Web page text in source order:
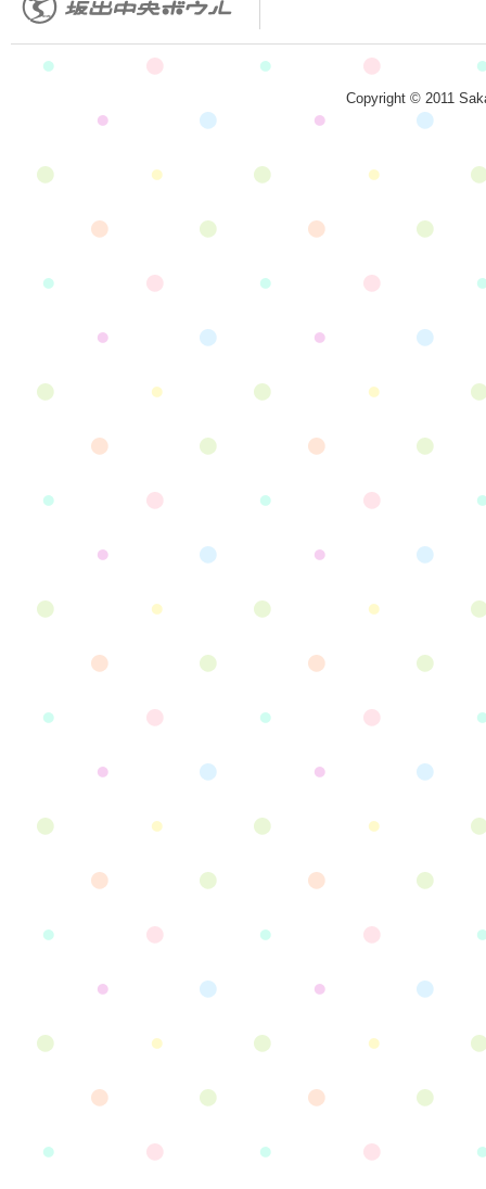
Copyright © 2011